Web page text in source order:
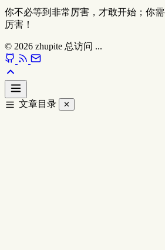
你不必等到非常厉害，才敢开始；你
厉害！
© 2026 zhupite 总访问 ...
文章目录 ✕